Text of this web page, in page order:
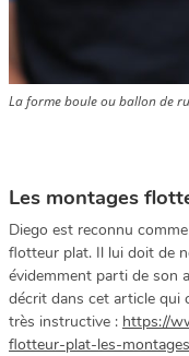
La forme boule ou ballon de
Les montages
Diego est reconnu
flotteur plat. Il lui doit de
évidemment parti de son
décrit dans cet article qui
très instructive : https://
flotteur-plat-les-